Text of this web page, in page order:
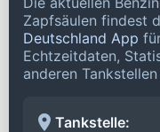
Zapfsäulen findest
Deutschland App
Echtzeitdaten,
anderen
Tankstelle: